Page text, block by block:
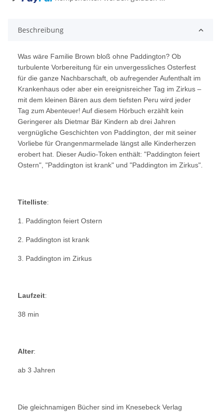
Beschreibung
Was wäre Familie Brown bloß ohne Paddington? Ob
turbulente Vorbereitung für ein unvergessliches Osterfest
für die ganze Nachbarschaft, ob aufregender Aufenthalt im
Krankenhaus oder aber ein ereignisreicher Tag im Zirkus –
mit dem kleinen Bären aus dem tiefsten Peru wird jeder
Tag zum Abenteuer! Auf diesem Hörbuch erzählt kein
Geringerer als Dietmar Bär Kindern ab drei Jahren
vergnügliche Geschichten von Paddington, der mit seiner
Vorliebe für Orangenmarmelade längst alle Kinderherzen
erobert hat. Dieser Audio-Token enthält: "Paddington feiert
Ostern", "Paddington ist krank" und "Paddington im Zirkus".
Titelliste:
1. Paddington feiert Ostern
2. Paddington ist krank
3. Paddington im Zirkus
Laufzeit:
38 min
Alter:
ab 3 Jahren
Die gleichnamigen Bücher sind im Knesebeck Verlag